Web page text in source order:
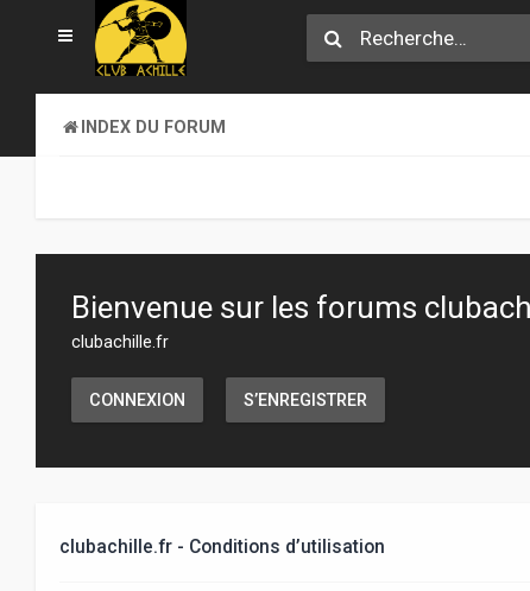
INDEX DU FORUM
Bienvenue sur les forums
clubachille.fr
CONNEXION S’ENREGISTRER
clubachille.fr - Conditions d’utilisation